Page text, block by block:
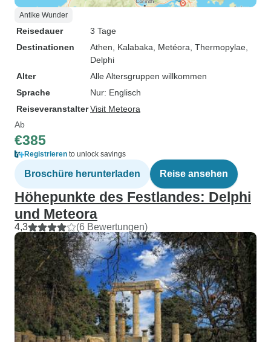
Antike Wunder
Reisedauer
3 Tage
Destinationen
Athen , Kalabaka , Metéora , Thermopylae
Delphi
Alter
Alle Altersgruppen willkommen
Sprache
Nur: Englisch
ReiseveranstalterVisit Meteora
Ab
€385
Registrieren to unlock savings
Broschüre herunterladen Reise ansehen
Höhepunkte des Festlandes: Delphi
und Meteora
4,3 (6 Bewertungen)